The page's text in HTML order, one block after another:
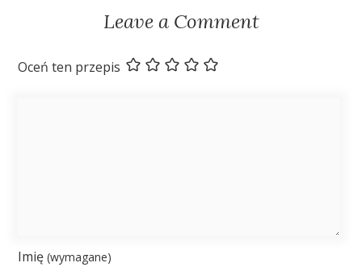
Leave a Comment
Oceń ten przepis
Imię(wymagane)